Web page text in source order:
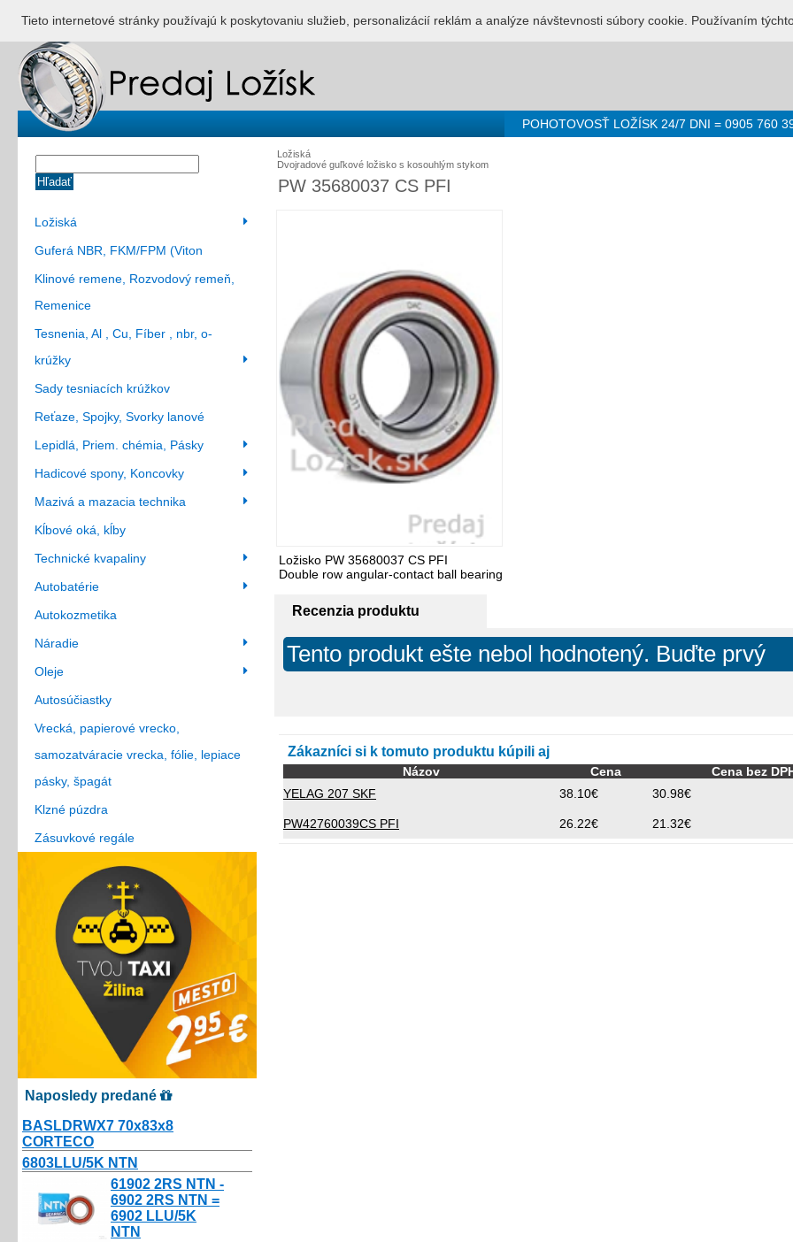
ÚVOD NONSTOP SLUŽBA PRE LOŽISKÁ - 0905 760 392 Prihlásenie
POHOTOVOSŤ LOŽÍSK 24/7 DNI = 0905 760
Hľadať
Ložiská
Guferá NBR, FKM/FPM (Viton
Klinové remene, Rozvodový remeň,
Remenice
Tesnenia, Al , Cu, Fíber , nbr, o-
krúžky
Sady tesniacích krúžkov
Reťaze, Spojky, Svorky lanové
Lepidlá, Priem. chémia, Pásky
Hadicové spony, Koncovky
Mazivá a mazacia technika
Kĺbové oká, kĺby
Technické kvapaliny
Autobatérie
Autokozmetika
Náradie
Oleje
Autosúčiastky
Vrecká, papierové vrecko,
samozatváracie vrecka, fólie, lepiace
pásky, špagát
Klzné púzdra
Zásuvkové regále
Naposledy predané
BASLDRWX7 70x83x8
CORTECO
6803LLU/5K NTN
61902 2RS NTN -
6902 2RS NTN =
6902 LLU/5K
NTN
Ložiská
Dvojradové guľkové ložisko s kosouhlým stykom
PW 35680037 CS PFI
Ložisko PW 35680037 CS PFI
Double row angular-contact ball bearing
Recenzia produktu
Tento produkt ešte nebol hodnotený. Buďte prvý
Zákazníci si k tomuto produktu kúpili aj
Názov Cena Cena bez
YELAG 207 SKF
38.10€ 30.98€
PW42760039CS PFI 26.22€ 21.32€
Tieto internetové stránky používajú k poskytovaniu služieb, personalizácií reklám a analýze návštevnosti súbory cookie. Používaním